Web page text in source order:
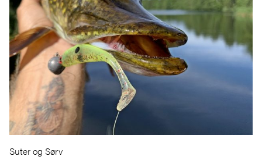
Suter og Sørv